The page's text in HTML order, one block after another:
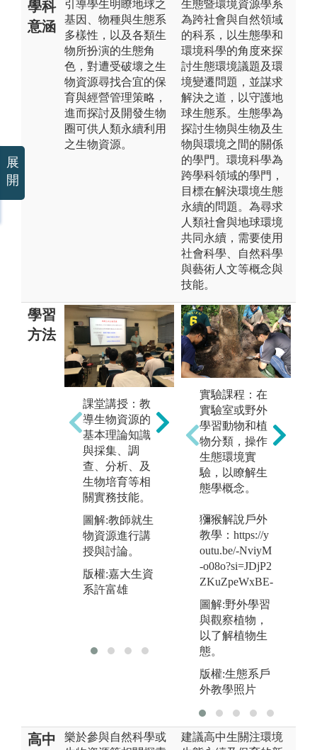
學科
意涵
引導學生明瞭地球之
基因、物種與生態系
多樣性，以及各類生
物所扮演的生態角
色，對遭受破壞之生
物資源尋找合宜的保
育與經營管理策略，
進而探討及開發生物
圈可供人類永續利用
之生物資源。
生態暨環境資源學系
為跨社會與自然領域
的科系，以生態學和
環境科學的角度來探
討生態環境議題及環
境變遷問題，並謀求
解決之道，以守護地
球生態系。生態學為
探討生物與生物及生
物與環境之間的關係
的學門。環境科學為
跨學科領域的學門，
目標在解決環境生態
永續的問題。為尋求
人類社會與地球環境
共同永續，需要使用
社會科學、自然科學
與藝術人文等概念與
技能。
學習
方法
課堂講授：教
導生物資源的
基本理論知識
與採集、調
查、分析、及
生物培育等相
關實務技能。
圖解:教師就生
物資源進行講
授與討論。
版權:嘉大生資
系許富雄
團隊學習教
學：採分組議
題探討模式，
培養學生團隊
合作與專題製
作能力。
圖解:學生就特
行討論。
版權:嘉大生資
系許富雄
實驗課程：在
實驗室或野外
學習動物和植
物分類，操作
生態環境實
驗，以瞭解生
態學概念。
獼猴解說戶外
教學：https://y
outu.be/-NviyM
-o08o?si=JDjP2
ZKuZpeWxBE-
圖解:野外學習
與觀察植物，
以了解植物生
態。
版權:生態系戶
外教學照片
高中
樂於參與自然科學或
建議高中生關注環境
展
開